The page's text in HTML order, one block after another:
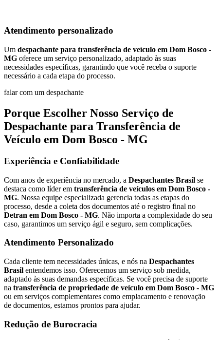
Atendimento personalizado
Um despachante para transferência de veículo em Dom Bosco -
MG oferece um serviço personalizado, adaptado às suas
necessidades específicas, garantindo que você receba o suporte
necessário a cada etapa do processo.
falar com um despachante
Porque Escolher Nosso Serviço de
Despachante para Transferência de
Veículo em Dom Bosco - MG
Experiência e Confiabilidade
Com anos de experiência no mercado, a Despachantes Brasil se
destaca como líder em transferência de veículos em Dom Bosco -
MG. Nossa equipe especializada gerencia todas as etapas do
processo, desde a coleta dos documentos até o registro final no
Detran em Dom Bosco - MG. Não importa a complexidade do seu
caso, garantimos um serviço ágil e seguro, sem complicações.
Atendimento Personalizado
Cada cliente tem necessidades únicas, e nós na Despachantes
Brasil entendemos isso. Oferecemos um serviço sob medida,
adaptado às suas demandas específicas. Se você precisa de suporte
na transferência de propriedade de veículo em Dom Bosco - MG
ou em serviços complementares como emplacamento e renovação
de documentos, estamos prontos para ajudar.
Redução de Burocracia